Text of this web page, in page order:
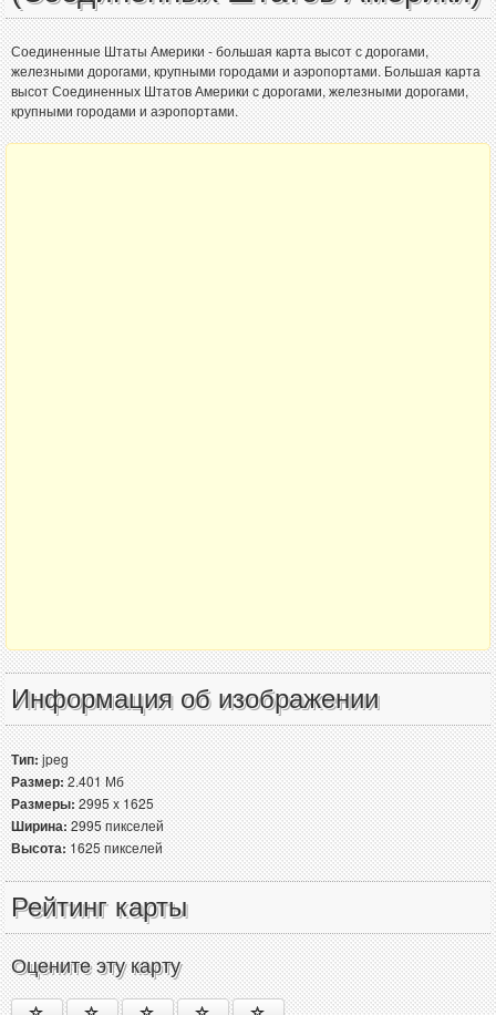
Соединенные Штаты Америки - большая карта высот с дорогами,
железными дорогами, крупными городами и аэропортами. Большая карта
высот Соединенных Штатов Америки с дорогами, железными дорогами,
крупными городами и аэропортами.
Информация об изображении
Тип:jpeg
Размер:2.401 Мб
Размеры:2995 x 1625
Ширина:2995 пикселей
Высота:1625 пикселей
Рейтинг карты
Оцените эту карту